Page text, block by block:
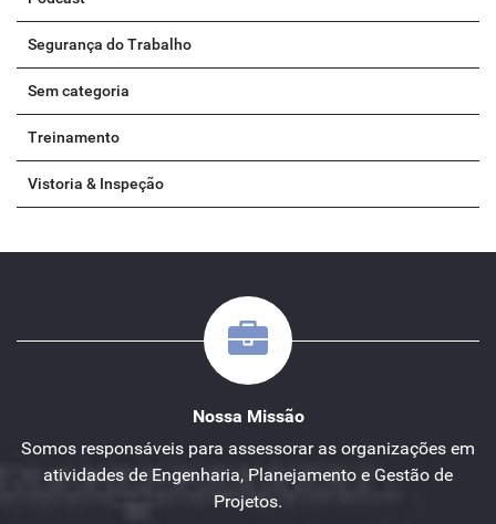
Segurança do Trabalho
Sem categoria
Treinamento
Vistoria & Inspeção
Nossa Missão
Somos responsáveis para assessorar as organizações em
atividades de Engenharia, Planejamento e Gestão de
Projetos.